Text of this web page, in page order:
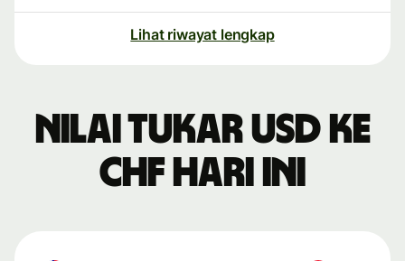
Lihat riwayat lengkap
Nilai tukar USD ke
CHF hari ini